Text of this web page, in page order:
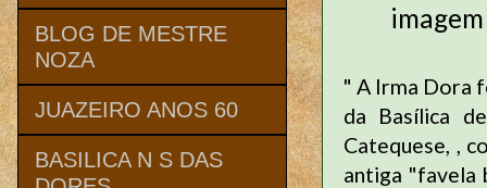
" A Irma Dora
da Basílica
Catequese, ,
antiga "favela
BLOG DE MESTRE
NOZA
JUAZEIRO ANOS 60
BASILICA N S DAS